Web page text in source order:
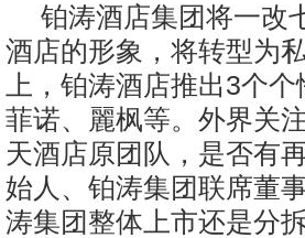
铂涛酒店集团将一改
酒店的形象，将转型为
上，铂涛酒店推出3个
菲诺、麗枫等。外界关
天酒店原团队，是否有
始人、铂涛集团联席董
涛集团整体上市还是分